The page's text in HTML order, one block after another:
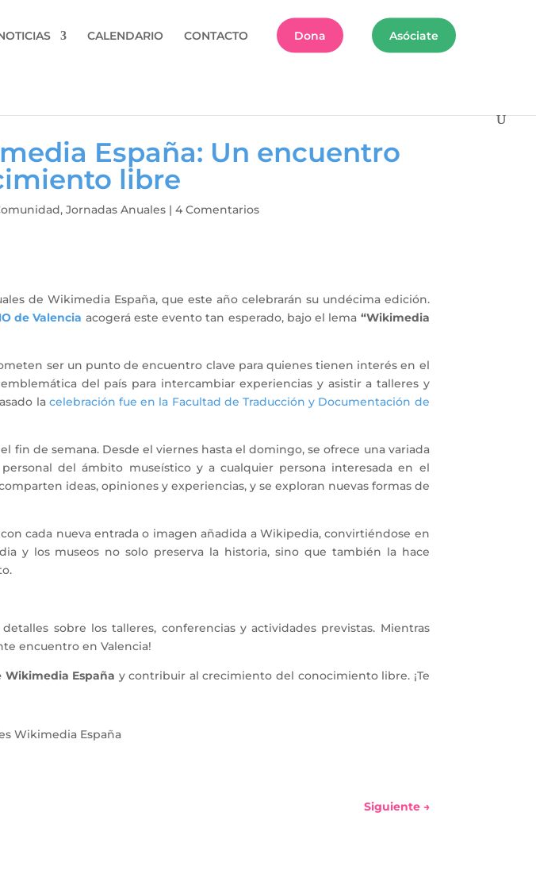
CALENDARIO CONTACTO Dona Asóciate
España: Un encuentro
libre
, Jornadas Anuales| 4 Comentarios
de Wikimedia España, que este año celebrarán su undécima edición.
de Valencia acogerá este evento tan esperado, bajo el lema “Wikimedia
ser un punto de encuentro clave para quienes tienen interés en el
del país para intercambiar experiencias y asistir a talleres y
la celebración fue en la Facultad de Traducción y Documentación de
fin de semana. Desde el viernes hasta el domingo, se ofrece una variada
del ámbito museístico y a cualquier persona interesada en el
ideas, opiniones y experiencias, y se exploran nuevas formas de
cada nueva entrada o imagen añadida a Wikipedia, convirtiéndose en
y los museos no solo preserva la historia, sino que también la hace
sobre los talleres, conferencias y actividades previstas. Mientras
encuentro en Valencia!
Wikimedia España y contribuir al crecimiento del conocimiento libre. ¡Te
Siguiente→